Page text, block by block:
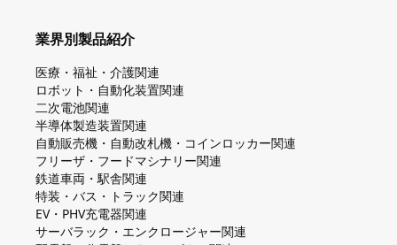
業界別製品紹介
医療・福祉・介護関連
ロボット・自動化装置関連
二次電池関連
半導体製造装置関連
自動販売機・自動改札機・コインロッカー関連
フリーザ・フードマシナリー関連
鉄道車両・駅舎関連
特装・バス・トラック関連
EV・PHV充電器関連
サーバラック・エンクロージャー関連